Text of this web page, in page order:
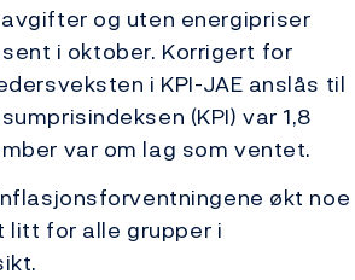
og uten energipriser
i oktober. Korrigert for
i KPI-JAE anslås til
(KPI) var 1,8
var om lag som ventet.
økt noe
litt for alle grupper i